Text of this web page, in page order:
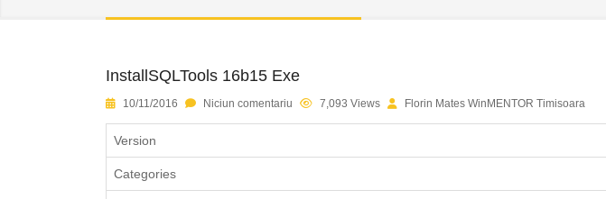
InstallSQLTools 16b15 Exe
1 2 3 4 5
10/11/2016 Niciun comentariu 7,093 Views Florin Mates WinMENTOR Timisoara
Version
Categories